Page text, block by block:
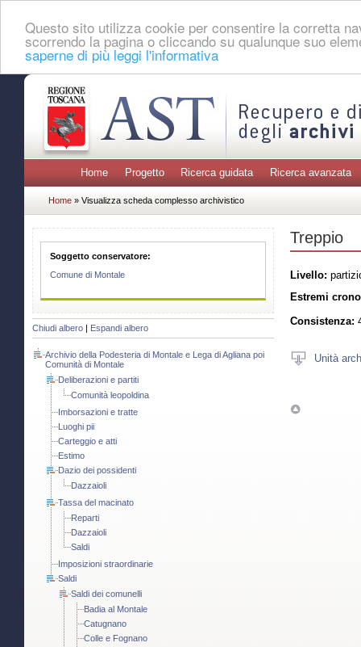
Questo sito utilizza cookie per consentire la corretta
scorrendo la pagina o cliccando su qualunque suo
saperne di più leggi l'informativa
Home Progetto Ricerca guidata Ricerca avanzata
Home » Visualizza scheda complesso archivistico
Soggetto conservatore:
Comune di Montale
Chiudi albero Espandi albero
Archivio della Podesteria di Montale e Lega di Agliana poi
Comunità di Montale
Deliberazioni e partiti
Comunità leopoldina
Imborsazioni e tratte
Luoghi pii
Carteggio e atti
Estimo
Dazio dei possidenti
Dazzaioli
Tassa del macinato
Reparti
Dazzaioli
Saldi
Imposizioni straordinarie
Saldi
Saldi dei comunelli
Badia al Montale
Catugnano
Colle e Fognano
Treppio
Livello:
Estremi
Consistenza:
Unità